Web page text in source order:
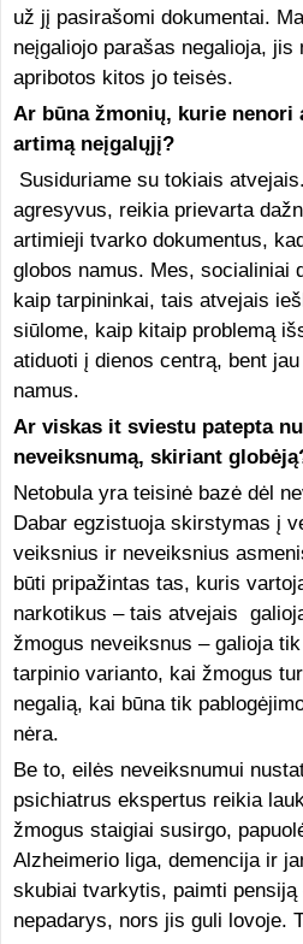
už jį pasirašomi dokumentai.
neįgaliojo parašas negalioja, jis
apribotos kitos jo teisės.
Ar būna žmonių, kurie
artimą neįgalųjį?
Susiduriame su tokiais
agresyvus, reikia prievarta
artimieji tvarko dokumentus,
globos namus. Mes, socialiniai
kaip tarpininkai, tais atvejais
siūlome, kaip kitaip problemą
atiduoti į dienos centrą, bent
namus.
Ar viskas it sviestu patepta
neveiksnumą, skiriant
Netobula yra teisinė bazė dėl
Dabar egzistuoja skirstymas į
veiksnius ir neveiksnius
būti pripažintas tas, kuris
narkotikus – tais atvejais
žmogus neveiksnus – galioja
tarpinio varianto, kai žmogus
negalią, kai būna tik
nėra.
Be to, eilės neveiksnumui
psichiatrus ekspertus reikia
žmogus staigiai susirgo,
Alzheimerio liga, demencija ir
skubiai tvarkytis, paimti
nepadarys, nors jis guli lovoje.